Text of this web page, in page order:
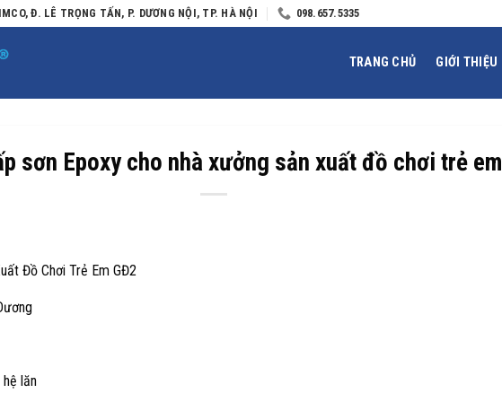
Đ. LÊ TRỌNG TẤN, P. DƯƠNG NỘI, TP. HÀ NỘI 098.657.5335
TRANG CHỦ GIỚI THIỆU
sơn Epoxy cho nhà xưởng sản xuất đồ chơi trẻ em
Đồ Chơi Trẻ Em GĐ2
lăn